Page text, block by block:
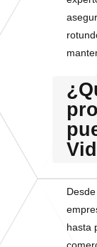
hasta